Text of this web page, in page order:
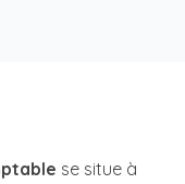
se situe à